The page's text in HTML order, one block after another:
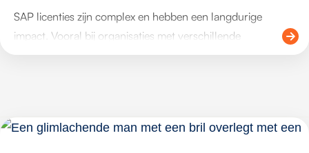
SAP licenties zijn complex en hebben een langdurige
impact. Vooral bij organisaties met verschillende